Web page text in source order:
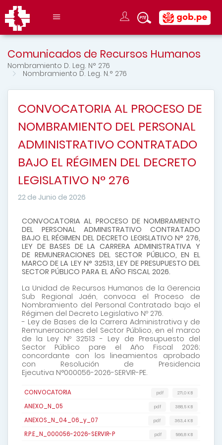
Comunicados de Recursos Humanos
Nombramiento D. Leg. N° 276
Nombramiento D. Leg. N.° 276
CONVOCATORIA AL PROCESO DE
NOMBRAMIENTO DEL PERSONAL
ADMINISTRATIVO CONTRATADO
BAJO EL RÉGIMEN DEL DECRETO
LEGISLATIVO N° 276
22 de Junio de 2026
CONVOCATORIA AL PROCESO DE NOMBRAMIENTO
DEL PERSONAL ADMINISTRATIVO CONTRATADO
BAJO EL RÉGIMEN DEL DECRETO LEGISLATIVO N° 276,
LEY DE BASES DE LA CARRERA ADMINISTRATIVA Y
DE REMUNERACIONES DEL SECTOR PÚBLICO, EN EL
MARCO DE LA LEY N° 32513, LEY DE PRESUPUESTO DEL
SECTOR PÚBLICO PARA EL AÑO FISCAL 2026.
La Unidad de Recursos Humanos de la Gerencia
Sub Regional Jaén, convoca el Proceso de
Nombramiento del Personal Contratado bajo el
Régimen del Decreto Legislativo Nº 276.
- Ley de Bases de la Carrera Administrativa y de
Remuneraciones del Sector Público, en el marco
de la Ley Nº 32513 - Ley de Presupuesto del
Sector Público pare el Año Fiscal 2026;
concordante con los lineamientos aprobado
con Resolución de Presidencia
Ejecutiva N°000056-2026-SERVIR-PE.
CONVOCATORIA 271,0 KB
pdf
ANEXO_N_05 388,5 KB
pdf
ANEXOS_N_04_06_y_07 363,4 KB
pdf
R.P.E_N_000056-2026-SERVIR-P 566,8 KB
pdf